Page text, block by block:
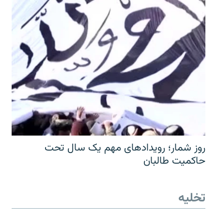
روز شمار؛ رویدادهای مهم یک سال تحت
حاکمیت طالبان
تخلیه